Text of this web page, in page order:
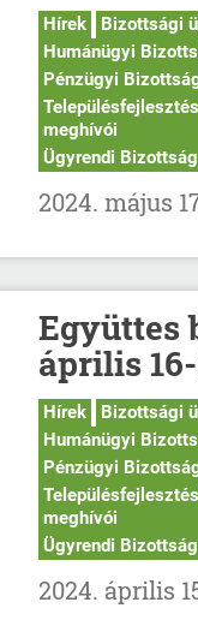
Hírek
Bizottsági
Humánügyi
Pénzügyi
meghívói
Ügyrendi
2024. május
Együttes
április
Hírek
Bizottsági
Humánügyi
Pénzügyi
meghívói
Ügyrendi
2024. április